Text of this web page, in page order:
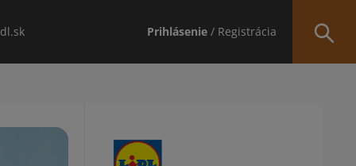
Prihlásenie / Registrácia
Obsah bočného panela